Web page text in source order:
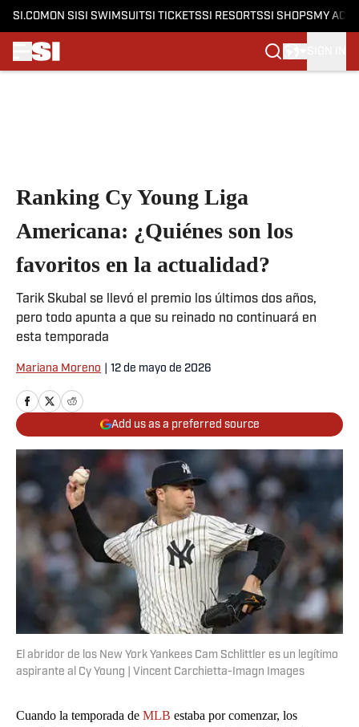
SI.COM ON SI SI SWIMSUITSI TICKETSSI RESORTSSI SHOPS MY
Ranking Cy Young Liga
Americana: ¿Quiénes son los
favoritos en la actualidad?
Tarik Skubal se llevó el premio los últimos dos años,
pero todo apunta a que su reinado no continuará en
esta temporada
Mariana Moreno 12 de mayo de 2026
Add us as a preferred source
El abridor de los New York Yankees Cam Schlittler es un legítimo
aspirante al Cy Young | Vincent Carchietta-Imagn Images
Cuando la temporada de MLB estaba por comenzar, los